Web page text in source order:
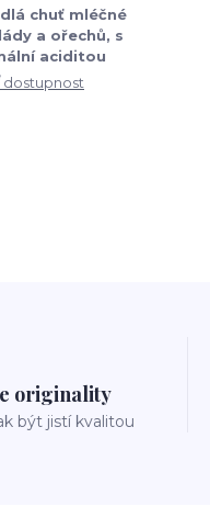
chuť mléčné
a ořechů, s
aciditou
dostupnost
originality
být jistí kvalitou